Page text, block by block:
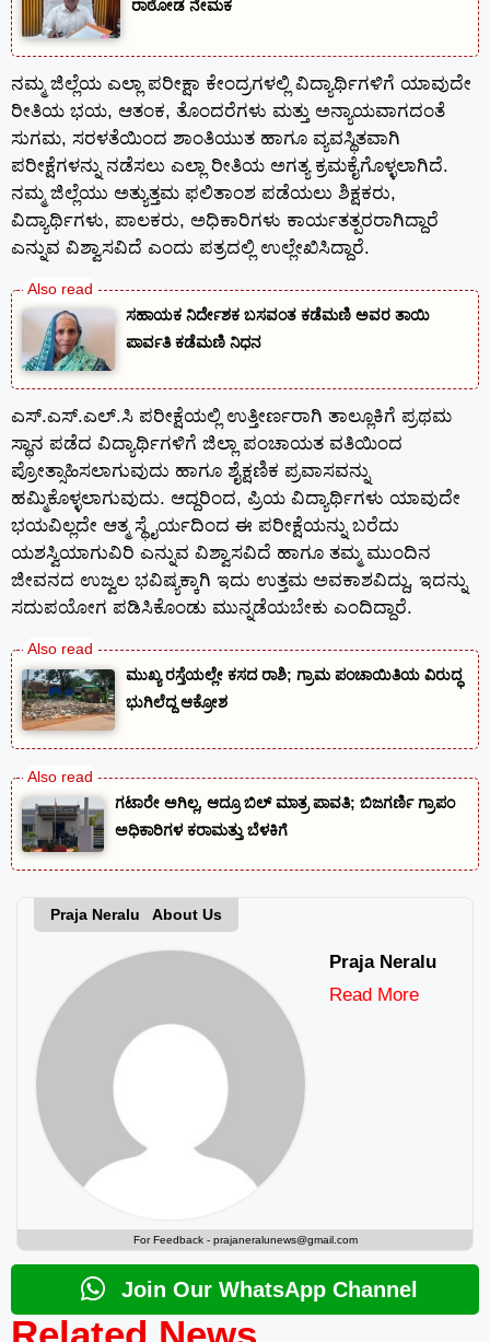
ರಾಠೋಡ ನೇಮಕ
ನಮ್ಮ ಜಿಲ್ಲೆಯ ಎಲ್ಲಾ ಪರೀಕ್ಷಾ ಕೇಂದ್ರಗಳಲ್ಲಿ ವಿದ್ಯಾರ್ಥಿಗಳಿಗೆ ಯಾವುದೇ
ರೀತಿಯ ಭಯ, ಆತಂಕ, ತೊಂದರೆಗಳು ಮತ್ತು ಅನ್ಯಾಯವಾಗದಂತೆ
ಸುಗಮ, ಸರಳತೆಯಿಂದ ಶಾಂತಿಯುತ ಹಾಗೂ ವ್ಯವಸ್ಥಿತವಾಗಿ
ಪರೀಕ್ಷೆಗಳನ್ನು ನಡೆಸಲು ಎಲ್ಲಾ ರೀತಿಯ ಅಗತ್ಯ ಕ್ರಮಕೈಗೊಳ್ಳಲಾಗಿದೆ.
ನಮ್ಮ ಜಿಲ್ಲೆಯು ಅತ್ಯುತ್ತಮ ಫಲಿತಾಂಶ ಪಡೆಯಲು ಶಿಕ್ಷಕರು,
ವಿದ್ಯಾರ್ಥಿಗಳು, ಪಾಲಕರು, ಅಧಿಕಾರಿಗಳು ಕಾರ್ಯತತ್ಪರರಾಗಿದ್ದಾರೆ
ಎನ್ನುವ ವಿಶ್ವಾಸವಿದೆ ಎಂದು ಪತ್ರದಲ್ಲಿ ಉಲ್ಲೇಖಿಸಿದ್ದಾರೆ.
ಸಹಾಯಕ ನಿರ್ದೇಶಕ ಬಸವಂತ ಕಡೆಮಣಿ ಅವರ ತಾಯಿ
ಪಾರ್ವತಿ ಕಡೆಮಣಿ ನಿಧನ
ಎಸ್.ಎಸ್.ಎಲ್.ಸಿ ಪರೀಕ್ಷೆಯಲ್ಲಿ ಉತ್ತೀರ್ಣರಾಗಿ ತಾಲ್ಲೂಕಿಗೆ ಪ್ರಥಮ
ಸ್ಥಾನ ಪಡೆದ ವಿದ್ಯಾರ್ಥಿಗಳಿಗೆ ಜಿಲ್ಲಾ ಪಂಚಾಯತ ವತಿಯಿಂದ
ಪ್ರೋತ್ಸಾಹಿಸಲಾಗುವುದು ಹಾಗೂ ಶೈಕ್ಷಣಿಕ ಪ್ರವಾಸವನ್ನು
ಹಮ್ಮಿಕೊಳ್ಳಲಾಗುವುದು. ಆದ್ದರಿಂದ, ಪ್ರಿಯ ವಿದ್ಯಾರ್ಥಿಗಳು ಯಾವುದೇ
ಭಯವಿಲ್ಲದೇ ಆತ್ಮ ಸ್ಥೈರ್ಯದಿಂದ ಈ ಪರೀಕ್ಷೆಯನ್ನು ಬರೆದು
ಯಶಸ್ವಿಯಾಗುವಿರಿ ಎನ್ನುವ ವಿಶ್ವಾಸವಿದೆ ಹಾಗೂ ತಮ್ಮ ಮುಂದಿನ
ಜೀವನದ ಉಜ್ವಲ ಭವಿಷ್ಯಕ್ಕಾಗಿ ಇದು ಉತ್ತಮ ಅವಕಾಶವಿದ್ದು, ಇದನ್ನು
ಸದುಪಯೋಗ ಪಡಿಸಿಕೊಂಡು ಮುನ್ನಡೆಯಬೇಕು ಎಂದಿದ್ದಾರೆ.
ಮುಖ್ಯ ರಸ್ತೆಯಲ್ಲೇ ಕಸದ ರಾಶಿ; ಗ್ರಾಮ ಪಂಚಾಯಿತಿಯ ವಿರುದ್ಧ
ಭುಗಿಲೆದ್ದ ಆಕ್ರೋಶ
ಗಟಾರೇ ಅಗಿಲ್ಲ, ಆದ್ರೂ ಬಿಲ್ ಮಾತ್ರ ಪಾವತಿ; ಬಿಜಗರ್ಣಿ ಗ್ರಾಪಂ
ಅಧಿಕಾರಿಗಳ ಕರಾಮತ್ತು ಬೆಳಕಿಗೆ
Praja Neralu About Us
Praja Neralu
Read More
For Feedback - prajaneralunews@gmail.com
Join Our WhatsApp Channel